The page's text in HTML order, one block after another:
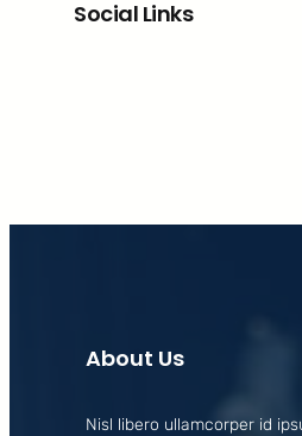
Social Links
About Us
Nisl libero ullamcorper id